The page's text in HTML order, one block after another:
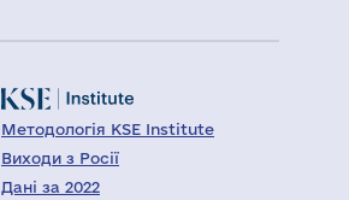
Методологія KSE Institute
Виходи з Росії
Дані за 2022